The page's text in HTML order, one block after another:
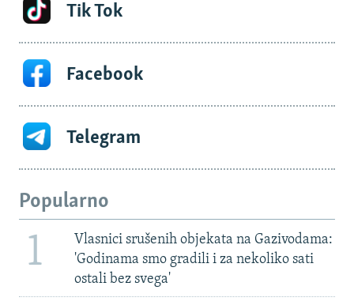
Tik Tok
Facebook
Telegram
Popularno
1
Vlasnici srušenih objekata na Gazivodama:
'Godinama smo gradili i za nekoliko sati
ostali bez svega'